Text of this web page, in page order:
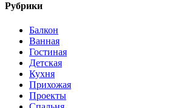
Рубрики
Балкон
Ванная
Гостиная
Детская
Кухня
Прихожая
Проекты